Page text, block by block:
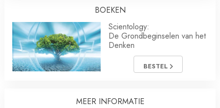
BOEKEN
Scientology:
De Grondbeginselen van het
Denken
BESTEL
MEER INFORMATIE